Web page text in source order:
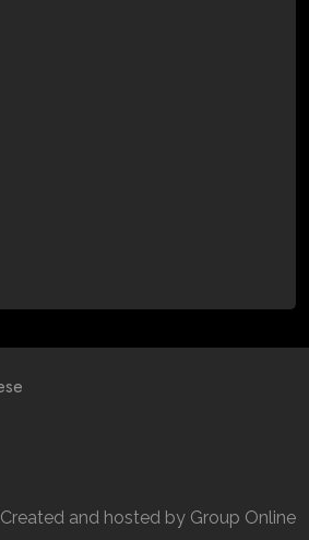
Created and hosted by Group Online